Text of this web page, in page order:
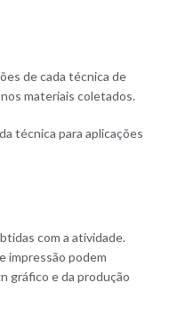
de cada técnica de
materiais coletados.
técnica para aplicações
com a atividade.
impressão podem
gráfico e da produção